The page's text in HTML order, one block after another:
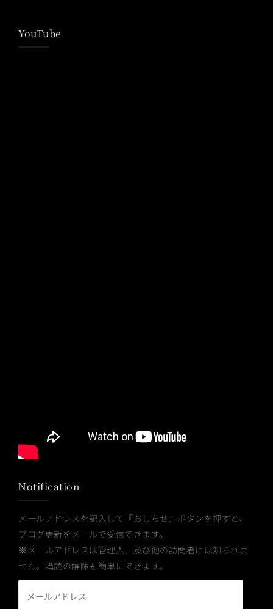
YouTube
Notification
メールアドレスを記入して『おしらせ』ボタンを押すと、
ブログ更新をメールで受信できます。
※メールアドレスは管理人、及び他の訪問者には知られま
せん。購読の解除も簡単にできます。